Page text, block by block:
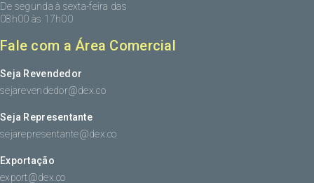
De segunda à sexta-feira das
08h00 às 17h00
Fale com a Área Comercial
Seja Revendedor
sejarevendedor@dex.co
Seja Representante
sejarepresentante@dex.co
Exportação
export@dex.co